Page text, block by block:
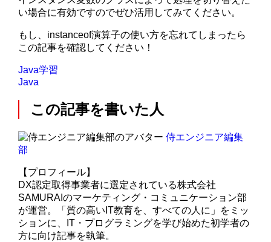
い場合に有効ですのでぜひ活用してみてください。
もし、instanceof演算子の使い方を忘れてしまったら
この記事を確認してください！
Java学習
Java
この記事を書いた人
侍エンジニア編集
部
【プロフィール】
DX認定取得事業者に選定されている株式会社
SAMURAIのマーケティング・コミュニケーション部
が運営。「質の高いIT教育を、すべての人に」をミッ
ションに、IT・プログラミングを学び始めた初学者の
方に向け記事を執筆。